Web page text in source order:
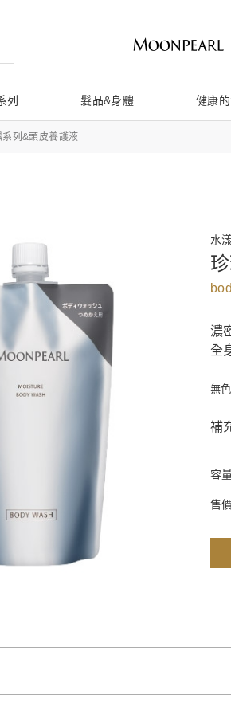
列 髮品&身體 健康
列&頭皮養護液
水
濃
全
無
補
容
售